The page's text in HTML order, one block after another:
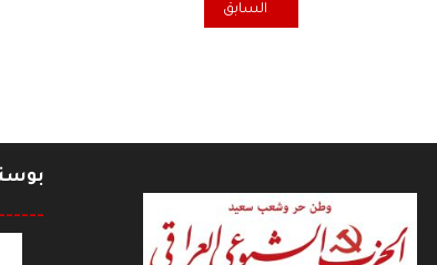
المقال السابق: مسارات الأزمة الراهنة بين
السابق